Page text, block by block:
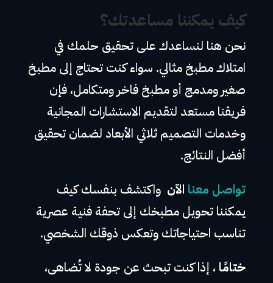
كيف يمكننا مساعدتك؟
نحن هنا لنساعدك على تحقيق حلمك في
امتلاك مطبخ مثالي. سواء كنت تحتاج إلى مطبخ
صغير ومدمج أو مطبخ فاخر ومتكامل، فإن
فريقنا مستعد لتقديم الاستشارات المجانية
وخدمات التصميم ثلاثي الأبعاد لضمان تحقيق
أفضل النتائج.
تواصل معنا الآن واكتشف بنفسك كيف
يمكننا تحويل مطبخك إلى تحفة فنية عصرية
تناسب احتياجاتك وتعكس ذوقك الشخصي.
ختامًا ، إذا كنت تبحث عن جودة لا تُضاهى،